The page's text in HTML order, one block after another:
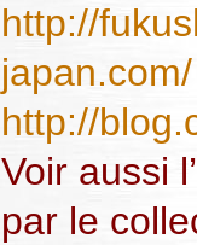
http://
japan.com/
http://
Voir aussi
par le